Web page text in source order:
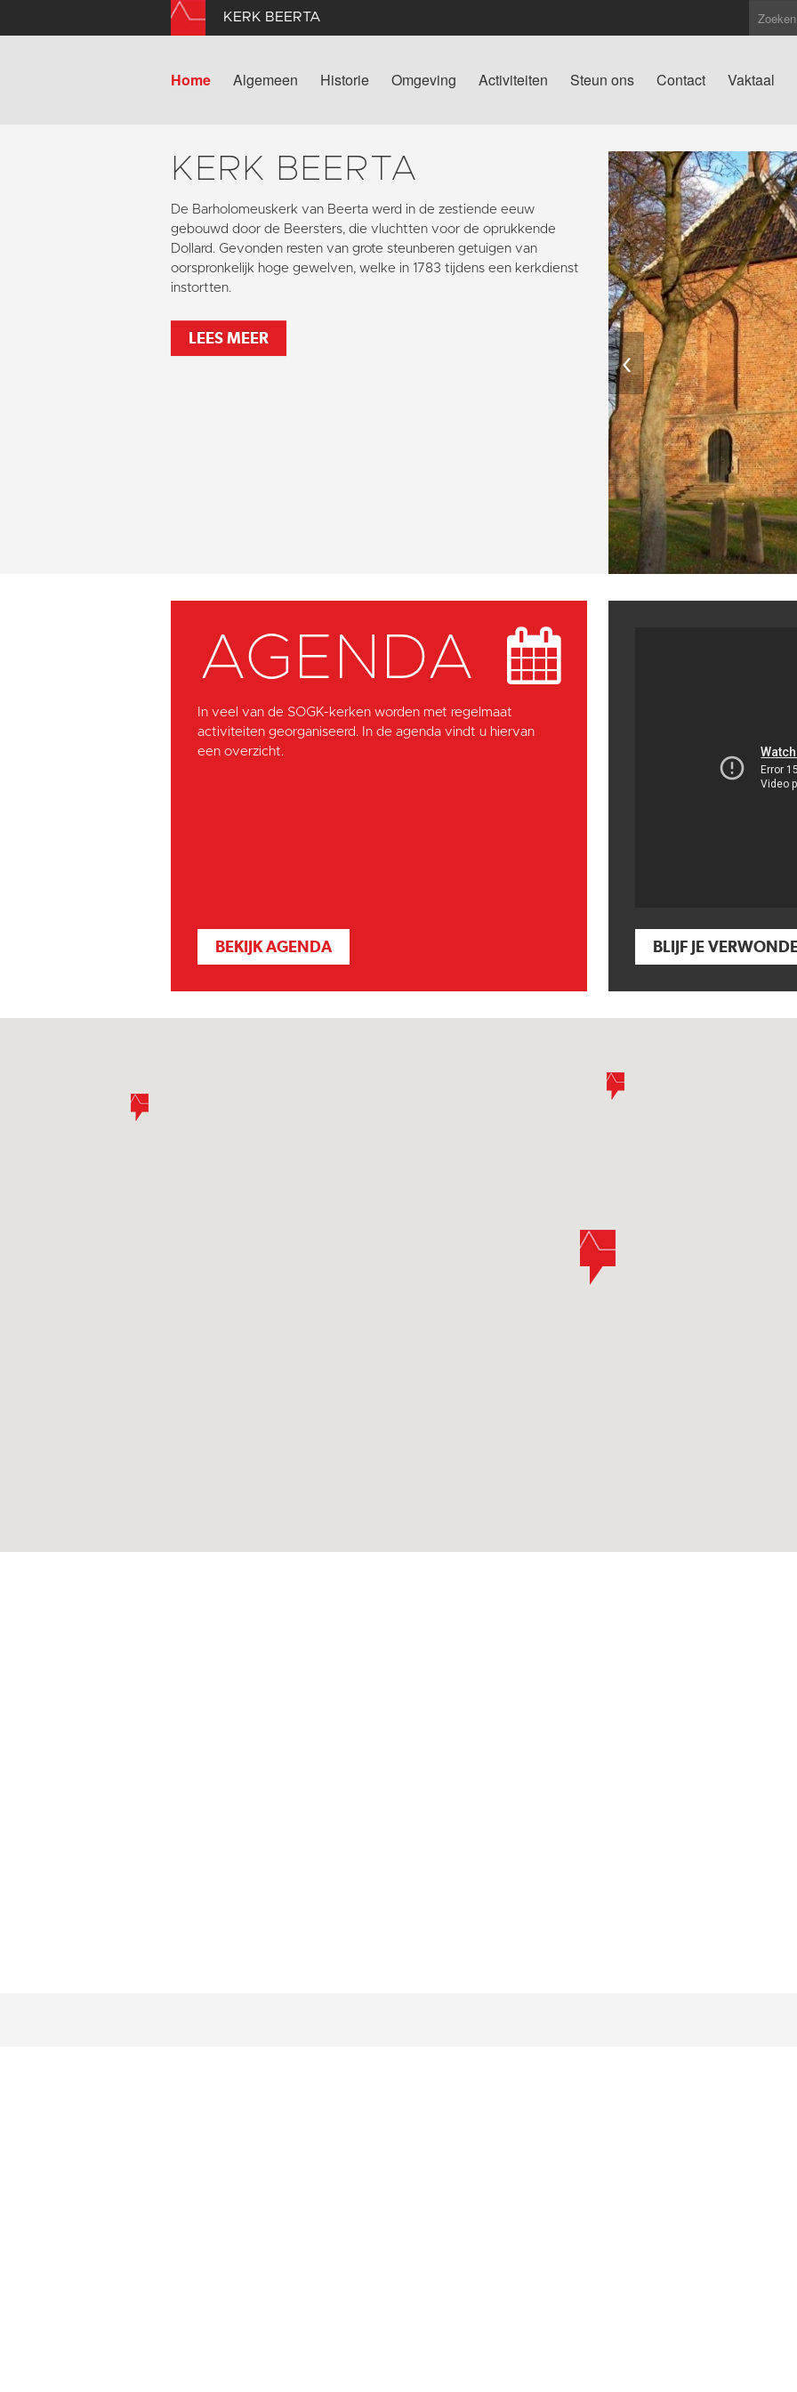
KERK BEERTA
Home Algemeen Historie Omgeving Activiteiten Steun ons Contact Vaktaal
KERK BEERTA
De Barholomeuskerk van Beerta werd in de zestiende eeuw
gebouwd door de Beersters, die vluchtten voor de oprukkende
Dollard. Gevonden resten van grote steunberen getuigen van
oorspronkelijk hoge gewelven, welke in 1783 tijdens een kerkdienst
instortten.
LEES MEER
‹
AGENDA
In veel van de SOGK-kerken worden met regelmaat
activiteiten georganiseerd. In de agenda vindt u hiervan
een overzicht.
BEKIJK AGENDA BLIJF JE